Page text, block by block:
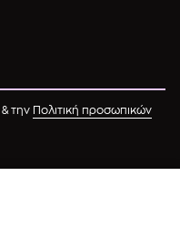
& την Πολιτική προσωπικών